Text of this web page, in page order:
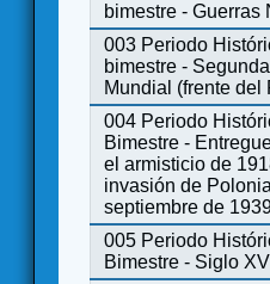
bimestre - Guerras
003 Periodo
bimestre -
Mundial (frente del
004 Periodo
Bimestre -
el armisticio de
invasión de
septiembre de
005 Periodo
Bimestre - Siglo